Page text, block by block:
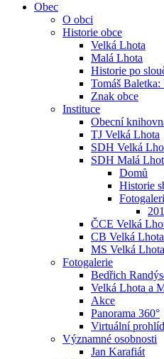
Obec
O obci
Historie obce
Velká Lhota
Malá Lhota
Historie po
Tomáš
Znak obce
Instituce
Obecní
TJ Velká Lhota
SDH Velká
SDH Malá
Domů
Historie
ČCE Velká
CB Velká Lhota
MS Velká Lhota
Fotogalerie
Bedřich
Velká Lhota a
Akce
Panorama 360°
Virtuální
Významné osobnosti
Jan Karafiát